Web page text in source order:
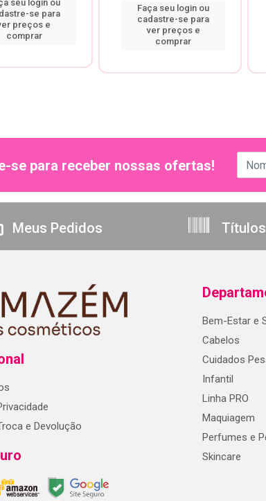
seu login ou
se para
preços e
comprar
Faça seu login ou
cadastre-se para
ver preços e
comprar
se para receber nossas ofertas!
Meus Pedidos Títulos
e Devolução
Bem-Estar e
Cabelos
Cuidados
Infantil
Linha PRO
Maquiagem
Perfumes e
Skincare